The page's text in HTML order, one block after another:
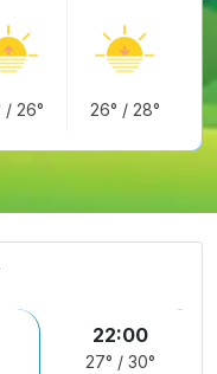
/ 26° 26° / 28°
22:00
27° / 30°